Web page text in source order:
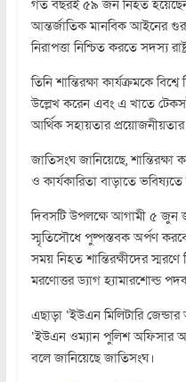
গত বছরই ৫৯ জন নিহত হয়েছেন।
আন্তর্জাতিক মানবিক আইনের
নিরাপত্তা নিশ্চিত করতে সদস্য
তিনি শান্তিরক্ষা কার্যক্রমকে
উল্লেখ করেন এবং এ খাতে
আর্থিক সহায়তার
জাতিসংঘ জানিয়েছে, শান্তিরক্ষা
ও কার্যকারিতা বাড়াতে
দিবসটি উপলক্ষে আগামী ৫ জুন
স্মৃতিসৌধে পুষ্পস্তবক অর্পণ
সময় নিহত শান্তিরক্ষীদের
মরণোত্তর ড্যাগ হ্যামারশোল্ড
এছাড়া ‘ইউএন মিলিটারি
‘ইউএন ওম্যান পুলিশ অফিসার
বলে জানিয়েছে জাতিসংঘ।